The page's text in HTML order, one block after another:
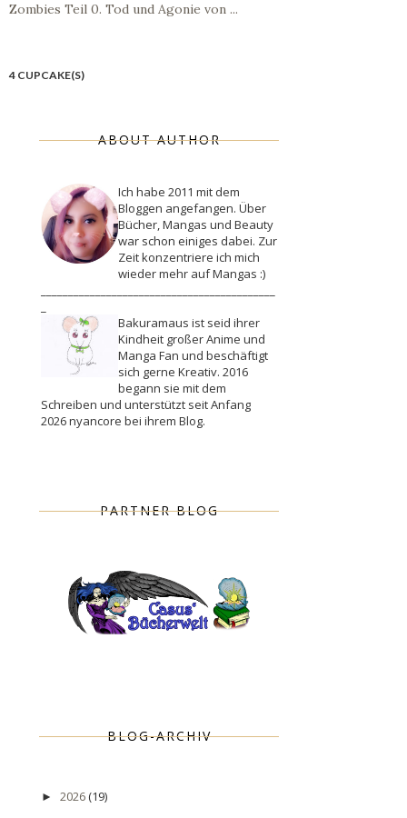
Zombies Teil 0. Tod und Agonie von ...
4 CUPCAKE(S)
ABOUT AUTHOR
Ich habe 2011 mit dem
Bloggen angefangen. Über
Bücher, Mangas und Beauty
war schon einiges dabei. Zur
Zeit konzentriere ich mich
wieder mehr auf Mangas :)
Bakuramaus ist seid ihrer
Kindheit großer Anime und
Manga Fan und beschäftigt
sich gerne Kreativ. 2016
begann sie mit dem
Schreiben und unterstützt seit Anfang
2026 nyancore bei ihrem Blog.
PARTNER BLOG
BLOG-ARCHIV
► 2026(19)